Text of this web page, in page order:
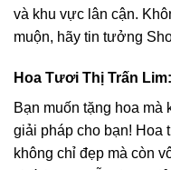
và khu vực lân cận.
muộn, hãy tin tưởng
Hoa Tươi Thị Trấn
Bạn muốn tặng hoa mà
giải pháp cho bạn! Hoa
không chỉ đẹp mà còn